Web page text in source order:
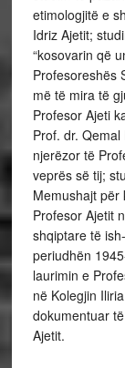
etimologjitë e
Idriz Ajetit;
“kosovarin që
Profesoreshës
më të mira të
Profesor Ajeti
Prof. dr.
njerëzor të
veprës së tij;
Memushajt për
Profesor Ajetit
shqiptare të
periudhën
laurimin e
në Kolegjin
dokumentuar
Ajetit.